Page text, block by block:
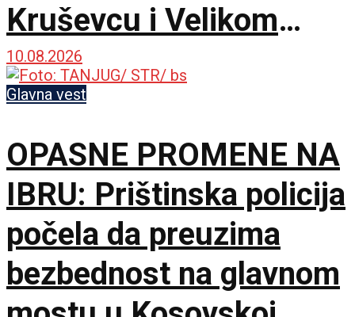
Kruševcu i Velikom
Gradištu, inžinjerci i
lekari stalno na terenu
10.08.2026
Glavna vest
OPASNE PROMENE NA
IBRU: Prištinska policija
počela da preuzima
bezbednost na glavnom